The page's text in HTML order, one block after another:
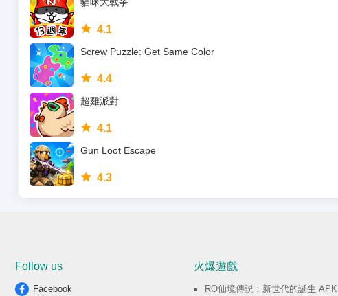
4.1
Screw Puzzle: Get Same Color
4.4
超雞派對
4.1
Gun Loot Escape
4.3
Follow us
Facebook
火爆遊戲
RO仙境傳説：新世代的誕生 APK